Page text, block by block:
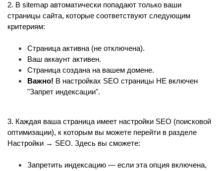
2. В sitemap автоматически попадают только ваши
страницы сайта, которые соответствуют следующим
критериям:
Страница активна (не отключена).
Ваш аккаунт активен.
Страница создана на вашем домене.
Важно! В настройках SEO страницы НЕ включен
"Запрет индексации".
3. Каждая ваша страница имеет настройки SEO (поисковой
оптимизации), к которым вы можете перейти в разделе
Настройки → SEO. Здесь вы сможете:
Запретить индексацию — если эта опция включена,